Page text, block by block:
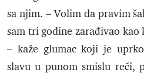
sa njim. – Volim da pravim
sam tri godine zarađivao
– kaže glumac koji je
slavu u punom smislu reči,